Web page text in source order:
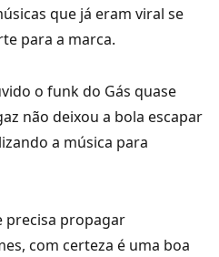
que já eram viral se
para a marca.
o funk do Gás quase
não deixou a bola escapar
a música para
precisa propagar
com certeza é uma boa